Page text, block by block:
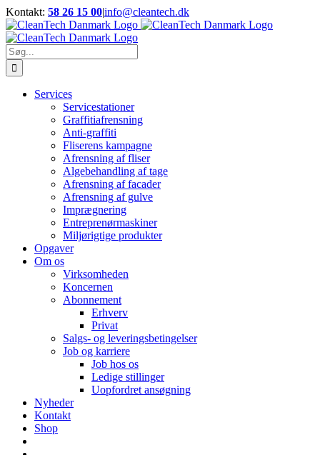
Skip
to
content
Kontakt: 58 26 15 00|info@cleantech.dk
Facebook
LinkedIn
YouTube
Søg
efter:
Services
Servicestationer
Graffitiafrensning
Anti-graffiti
Fliserens kampagne
Afrensning af fliser
Algebehandling af tage
Afrensning af facader
Afrensning af gulve
Imprægnering
Entreprenørmaskiner
Miljørigtige produkter
Opgaver
Om os
Virksomheden
Koncernen
Abonnement
Erhverv
Privat
Salgs- og leveringsbetingelser
Job og karriere
Job hos os
Ledige stillinger
Uopfordret ansøgning
Nyheder
Kontakt
Shop